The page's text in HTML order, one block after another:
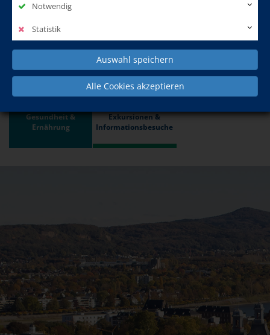
Notwendig
Statistik
Auswahl speichern
Alle Cookies akzeptieren
Politik, Wissenschaft &
Internationales
Beruf, IT & Digitales
Gesundheit &
Ernährung
Exkursionen &
Informationsbesuche